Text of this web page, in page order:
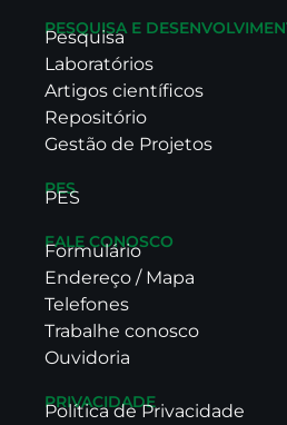
PESQUISA E
Pesquisa
Laboratórios
Artigos científicos
Repositório
Gestão de Projetos
PES
PES
FALE CONOSCO
Formulário
Endereço / Mapa
Telefones
Trabalhe conosco
Ouvidoria
PRIVACIDADE
Política de Privacidade